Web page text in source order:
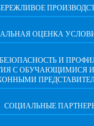
ОЦЕНКА
И
С ОБУЧАЮЩИМИСЯ
СОЦИАЛЬНЫЕ